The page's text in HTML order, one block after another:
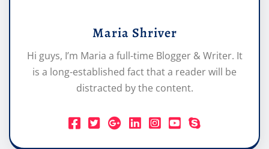
Maria Shriver
Hi guys, I’m Maria a full-time Blogger & Writer. It
is a long-established fact that a reader will be
distracted by the content.